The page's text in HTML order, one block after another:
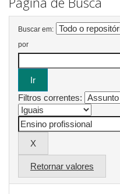
Buscar em:
por
Filtros correntes:
Retornar valores